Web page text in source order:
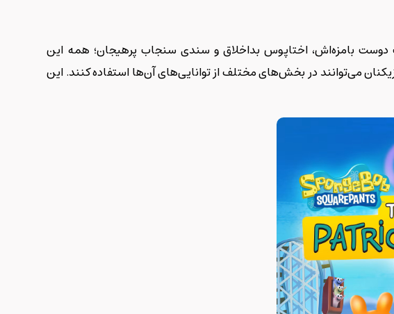
دوست بامزه‌اش، اختاپوس بداخلاق و سندی سنجاب پرهیجان؛ همه این
می‌توانند در بخش‌های مختلف از توانایی‌های آن‌ها استفاده کنند. این